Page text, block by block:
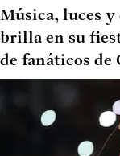
Música, luces y
brilla en su
de fanáticos de